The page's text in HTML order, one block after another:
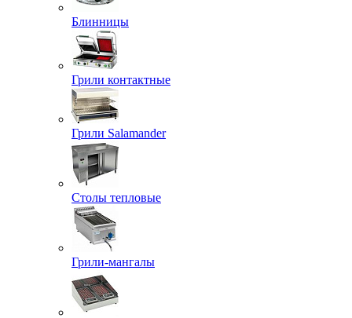
Блинницы
Грили контактные
Грили Salamander
Столы тепловые
Грили-мангалы